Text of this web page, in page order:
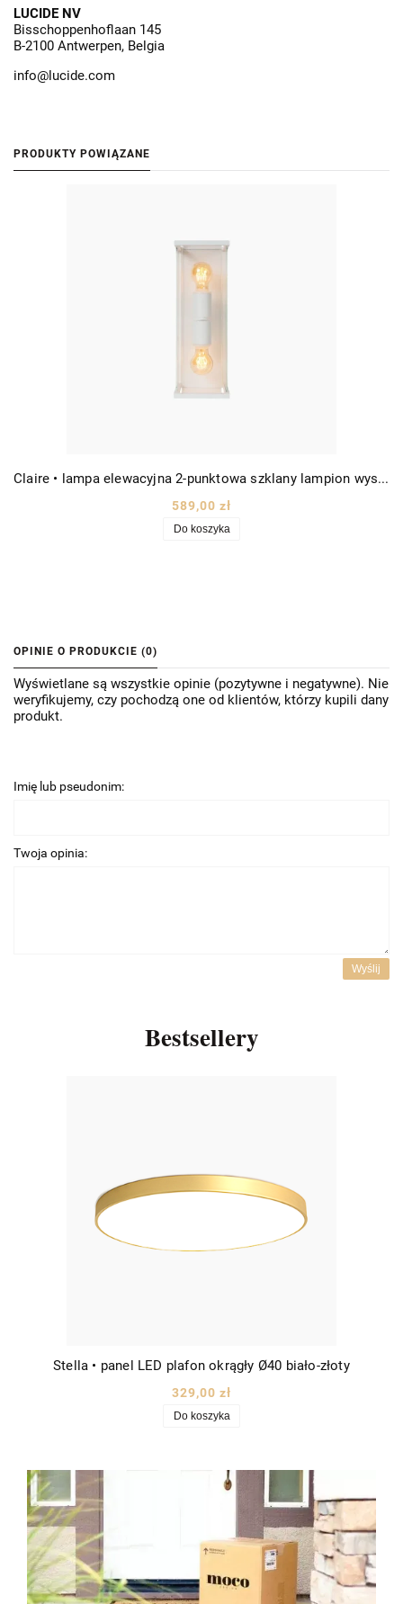
LUCIDE NV
Bisschoppenhoflaan 145
B-2100 Antwerpen, Belgia
info@lucide.com
PRODUKTY POWIĄZANE
Claire • lampa elewacyjna 2-punktowa szklany lampion wys. 40cm biały
589,00 zł
Do koszyka
OPINIE O PRODUKCIE (0)
Wyświetlane są wszystkie opinie (pozytywne i negatywne). Nie
weryfikujemy, czy pochodzą one od klientów, którzy kupili dany
produkt.
Imię lub pseudonim:
Twoja opinia:
Wyślij
Bestsellery
Stella • panel LED plafon okrągły Ø40 biało-złoty
329,00 zł
Do koszyka